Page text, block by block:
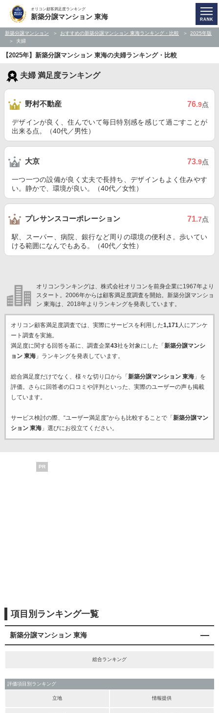
オリコン顧客満足度ランキング
新築分譲マンション 東海
新築分譲マンション おすすめの新築分譲マンション 東海ランキング・比較
2025年版
夫婦
【2025年】新築分譲マンション 東海の夫婦ランキング・比較
夫婦 満足度ランキング
野村不動産 76.9点
デザインが良く、住んでいて毎日特別感を感じて過ごすことが
出来る点。（40代／男性）
大京 73.9点
一つ一つの設備が良く丈夫で長持ち、デザインもよく住みやす
い。静かで、環境が良い。（40代／女性）
プレサンスコーポレーション 71.7点
駅、スーパー、病院、銀行など周りの環境の便利さ。歩いてい
ける範囲になんでもある。（40代／女性）
オリコンランキングは、株式会社オリコンを前身企業に1967年より
スタート。2006年からは顧客満足度調査を開始。新築分譲マンショ
ン 東海は、2018年よりランキングを発表しています。
オリコン顧客満足度調査では、実際にサービスを利用した1,171人にアンケ
ート調査を実施。
満足度に関する回答を基に、調査企業43社を対象にした「 新築分譲マンシ
ョン 東海」ランキングを発表しています。
総合満足度だけでなく、様々な切り口から「 新築分譲マンション 東海」を
評価。さらに回答者の口コミや評判といった、実際のユーザーの声も掲載
しています。
サービス検討の際、“ユーザー満足度”からも比較することで「 新築分譲マン
ション 東海」選びにお役立てください。
PR
項目別ランキング一覧
新築分譲マンション 東海
総合ランキング
評価項目別ランキング
立地 情報提供